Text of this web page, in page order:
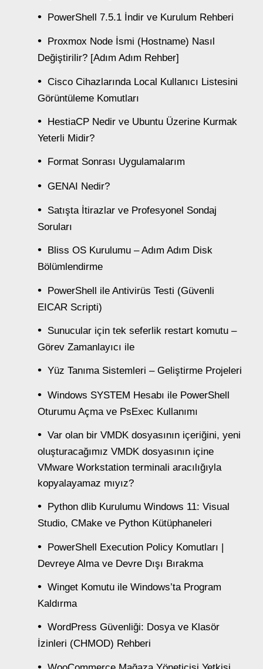
PowerShell 7.5.1 İndir ve Kurulum Rehberi
Proxmox Node İsmi (Hostname) Nasıl
Değiştirilir? [Adım Adım Rehber]
Cisco Cihazlarında Local Kullanıcı Listesini
Görüntüleme Komutları
HestiaCP Nedir ve Ubuntu Üzerine Kurmak
Yeterli Midir?
Format Sonrası Uygulamalarım
GENAI Nedir?
Satışta İtirazlar ve Profesyonel Sondaj
Soruları
Bliss OS Kurulumu – Adım Adım Disk
Bölümlendirme
PowerShell ile Antivirüs Testi (Güvenli
EICAR Scripti)
Sunucular için tek seferlik restart komutu –
Görev Zamanlayıcı ile
Yüz Tanıma Sistemleri – Geliştirme Projeleri
Windows SYSTEM Hesabı ile PowerShell
Oturumu Açma ve PsExec Kullanımı
Var olan bir VMDK dosyasının içeriğini, yeni
oluşturacağımız VMDK dosyasının içine
VMware Workstation terminali aracılığıyla
kopyalayamaz mıyız?
Python dlib Kurulumu Windows 11: Visual
Studio, CMake ve Python Kütüphaneleri
PowerShell Execution Policy Komutları |
Devreye Alma ve Devre Dışı Bırakma
Winget Komutu ile Windows’ta Program
Kaldırma
WordPress Güvenliği: Dosya ve Klasör
İzinleri (CHMOD) Rehberi